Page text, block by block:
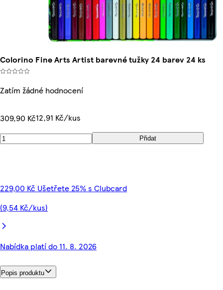
Colorino Fine Arts Artist barevné tužky 24 barev 24 ks
Zatím žádné hodnocení
309,90 Kč12,91 Kč/kus
Přidat
229,00 Kč Ušetřete 25% s Clubcard
(9,54 Kč/kus)
Nabídka platí do 11. 8. 2026
Popis produktu